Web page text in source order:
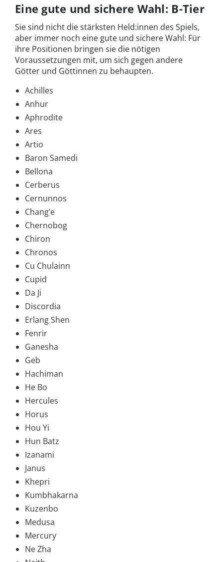
Eine gute und sichere Wahl: B-Tier
Sie sind nicht die stärksten Held:innen des Spiels,
aber immer noch eine gute und sichere Wahl: Für
ihre Positionen bringen sie die nötigen
Voraussetzungen mit, um sich gegen andere
Götter und Göttinnen zu behaupten.
Achilles
Anhur
Aphrodite
Ares
Artio
Baron Samedi
Bellona
Cerberus
Cernunnos
Chang’e
Chernobog
Chiron
Chronos
Cu Chulainn
Cupid
Da Ji
Discordia
Erlang Shen
Fenrir
Ganesha
Geb
Hachiman
He Bo
Hercules
Horus
Hou Yi
Hun Batz
Izanami
Janus
Khepri
Kumbhakarna
Kuzenbo
Medusa
Mercury
Ne Zha